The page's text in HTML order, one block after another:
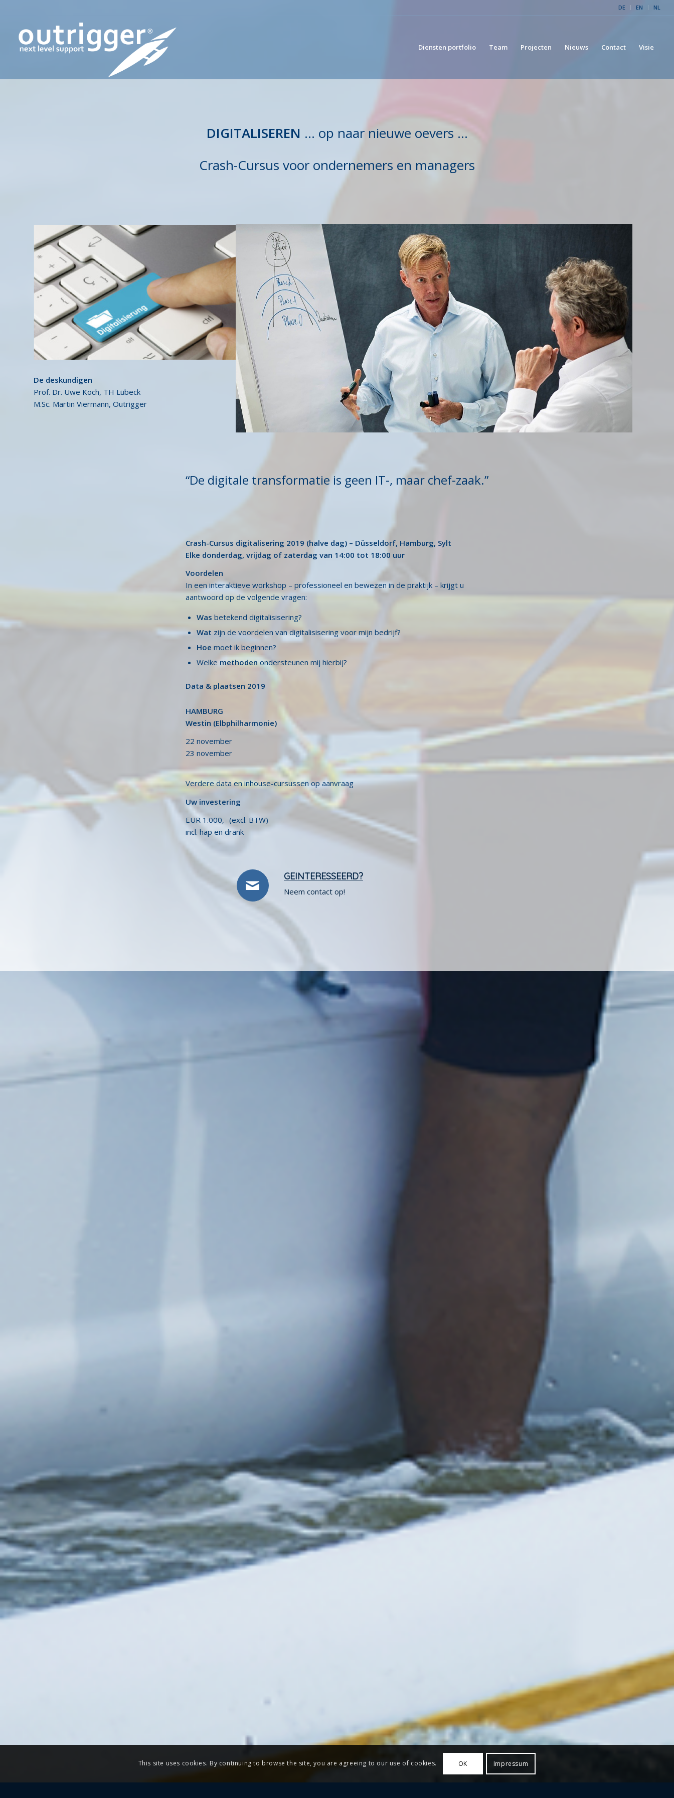
DE EN NL
Diensten portfolio Team Projecten Nieuws Contact Visie
DIGITALISEREN … op naar nieuwe oevers …
Crash-Cursus voor ondernemers en managers
De deskundigen
Prof. Dr. Uwe Koch, TH Lübeck
M.Sc. Martin Viermann, Outrigger
“De digitale transformatie is geen IT-, maar chef-zaak.”
Crash-Cursus digitalisering 2019 (halve dag) – Düsseldorf, Hamburg, Sylt
Elke donderdag, vrijdag of zaterdag van 14:00 tot 18:00 uur
Voordelen
In een interaktieve workshop – professioneel en bewezen in de praktijk – krijgt u
aantwoord op de volgende vragen:
Was betekend digitalisisering?
Wat zijn de voordelen van digitalisisering voor mijn bedrijf?
Hoe moet ik beginnen?
Welkemethodenondersteunen mij hierbij?
Data & plaatsen 2019
HAMBURG
Westin (Elbphilharmonie)
22 november
23 november
Verdere data en inhouse-cursussen op aanvraag
Uw investering
EUR 1.000,- (excl. BTW)
incl. hap en drank
GEINTERESSEERD?
Neem contact op!
This site uses cookies. By continuing to browse the site, you are agreeing to our use of cookies. OK Impressum